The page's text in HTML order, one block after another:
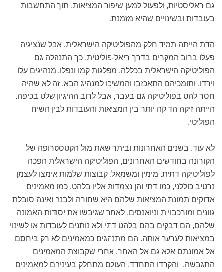
גם ראליסטיות, ולפעול למען שיפור המציאות, תוך התחשבות
בעובדות ובשינויים שהיא מזמנת.
הדת הייתה תמיד חלק מהפוליטיקה הישראלית, אבל שנציגיה
פעלו ברוב המקרים בדרך ריאל-פוליטית. כך התנהלה גם
הפוליטיקה הישראלית בכללה. מפלגות קמו ונפלו, מנהיגים עלו
וירדו, ותומכיהם התאכזבו והמשיכו למנהיג הבא. זה לא שהיה
חסר להט בפוליטיקה גם בעבר, אבל לרוב ההיגיון שלט בכיפה.
הייתה זיקה הדוקה יותר בין המציאות והעובדות לבין השיח
הפוליטי.
לא עוד. בשנים האחרונות וביתר שאת מול הקטסטרופה של
הקורונה בחודשים האחרונים, הפוליטיקה הישראלית הפכה
לפוליטיקה דתית. מימין ומשמאל. קבוצות שלמות אימצו לעצמן
נרטיב כוללני, כמו דתי והן נצמדות אליו בלהט. כמו מאמינים
אדוקים תמונת המציאות שלהם היא שחורה ולבנה ואינה סובלת
גוונים ומורכבויות וניואנסים. לאחר שגיבשו את יסודות האמונה
שלהם, הם דבקים בהם בלהט דתי ולא נותנים לעובדות או לשינוי
במציאות לערער אותה. הם מתנהגים כמאמינים לא רק ביחסם
אל אמונתם אלא גם אל האחר. אחרי שקבוצת המאמינים
התגבשה, והקרדו התחדד, העולם מתחלק בעיניהם למאמינים